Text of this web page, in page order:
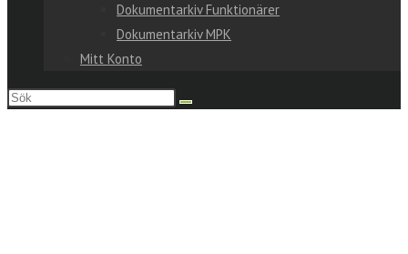
Dokumentarkiv Funktionärer
Dokumentarkiv MPK
Mitt Konto
Sök